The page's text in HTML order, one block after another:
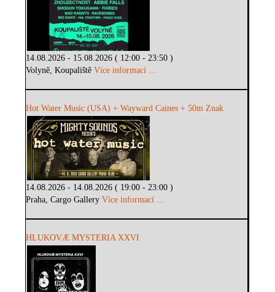
14.08.2026 - 15.08.2026 ( 12:00 - 23:50 )
Volyně, KoupalištěVíce informací ...
Hot Water Music (USA) + Wayward Caines + 50m Znak
14.08.2026 - 14.08.2026 ( 19:00 - 23:00 )
Praha, Cargo GalleryVíce informací ...
HLUKOVÆ MYSTERIA XXVI